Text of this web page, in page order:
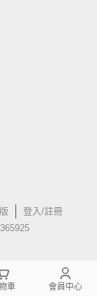
登入/註冊
車 會員中心